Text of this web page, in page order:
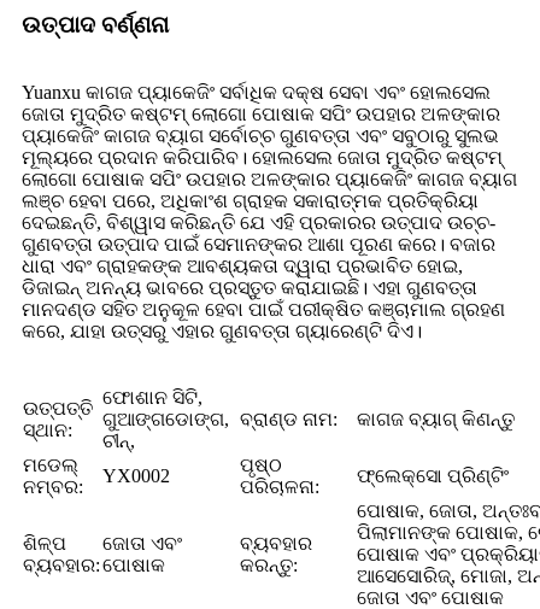
ଉତ୍ପାଦ ବର୍ଣ୍ଣନା
Yuanxu କାଗଜ ପ୍ୟାକେଜିଂ ସର୍ବାଧିକ ଦକ୍ଷ ସେବା ଏବଂ ହୋଲସେଲ
ଜୋତା ମୁଦ୍ରିତ କଷ୍ଟମ୍ ଲୋଗୋ ପୋଷାକ ସପିଂ ଉପହାର ଅଳଙ୍କାର
ପ୍ୟାକେଜିଂ କାଗଜ ବ୍ୟାଗ ସର୍ବୋଚ୍ଚ ଗୁଣବତ୍ତା ଏବଂ ସବୁଠାରୁ ସୁଲଭ
ମୂଲ୍ୟରେ ପ୍ରଦାନ କରିପାରିବ। ହୋଲସେଲ ଜୋତା ମୁଦ୍ରିତ କଷ୍ଟମ୍
ଲୋଗୋ ପୋଷାକ ସପିଂ ଉପହାର ଅଳଙ୍କାର ପ୍ୟାକେଜିଂ କାଗଜ ବ୍ୟାଗ
ଲଞ୍ଚ ହେବା ପରେ, ଅଧିକାଂଶ ଗ୍ରାହକ ସକାରାତ୍ମକ ପ୍ରତିକ୍ରିୟା
ଦେଇଛନ୍ତି, ବିଶ୍ୱାସ କରିଛନ୍ତି ଯେ ଏହି ପ୍ରକାରର ଉତ୍ପାଦ ଉଚ୍ଚ-
ଗୁଣବତ୍ତା ଉତ୍ପାଦ ପାଇଁ ସେମାନଙ୍କର ଆଶା ପୂରଣ କରେ। ବଜାର
ଧାରା ଏବଂ ଗ୍ରାହକଙ୍କ ଆବଶ୍ୟକତା ଦ୍ୱାରା ପ୍ରଭାବିତ ହୋଇ,
ଡିଜାଇନ୍ ଅନନ୍ୟ ଭାବରେ ପ୍ରସ୍ତୁତ କରାଯାଇଛି। ଏହା ଗୁଣବତ୍ତା
ମାନଦଣ୍ଡ ସହିତ ଅନୁକୂଳ ହେବା ପାଇଁ ପରୀକ୍ଷିତ କଞ୍ଚାମାଲ ଗ୍ରହଣ
କରେ, ଯାହା ଉତ୍ସରୁ ଏହାର ଗୁଣବତ୍ତା ଗ୍ୟାରେଣ୍ଟି ଦିଏ।
ଉତ୍ପତ୍ତି
ସ୍ଥାନ:
ଫୋଶାନ ସିଟି,
ଗୁଆଙ୍ଗଡୋଙ୍ଗ,
ଚୀନ୍,
ବ୍ରାଣ୍ଡ ନାମ: କାଗଜ ବ୍ୟାଗ୍ କିଣନ୍ତୁ
ମଡେଲ୍
ନମ୍ବର:
YX0002
ପୃଷ୍ଠ
ପରିଚାଳନା:
ଫ୍ଲେକ୍ସୋ ପ୍ରିଣ୍ଟିଂ
ଶିଳ୍ପ
ବ୍ୟବହାର:
ଜୋତା ଏବଂ
ପୋଷାକ
ବ୍ୟବହାର
କରନ୍ତୁ:
ପୋଷାକ, ଜୋତା,
ପିଲାମାନଙ୍କ ପୋଷାକ,
ପୋଷାକ ଏବଂ
ଆସେସୋରିଜ୍, ମୋଜା,
ଜୋତା ଏବଂ ପୋଷାକ